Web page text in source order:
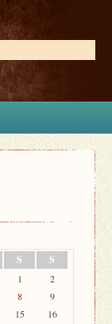
S S
1
2
8
9
15
16